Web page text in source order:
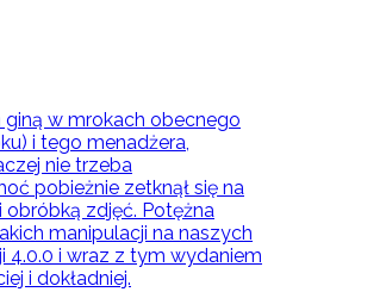
w mrokach obecnego
i tego menadżera,
nie trzeba
pobieżnie zetknął się na
obróbką zdjęć. Potężna
manipulacji na naszych
4.0.0 i wraz z tym wydaniem
i dokładniej.